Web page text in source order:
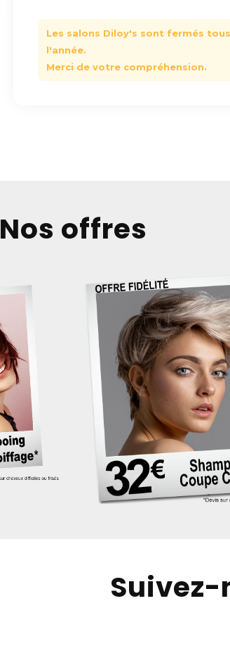
Les salons Diloy's sont fermés
l'année.
Merci de votre compréhension.
Nos offres